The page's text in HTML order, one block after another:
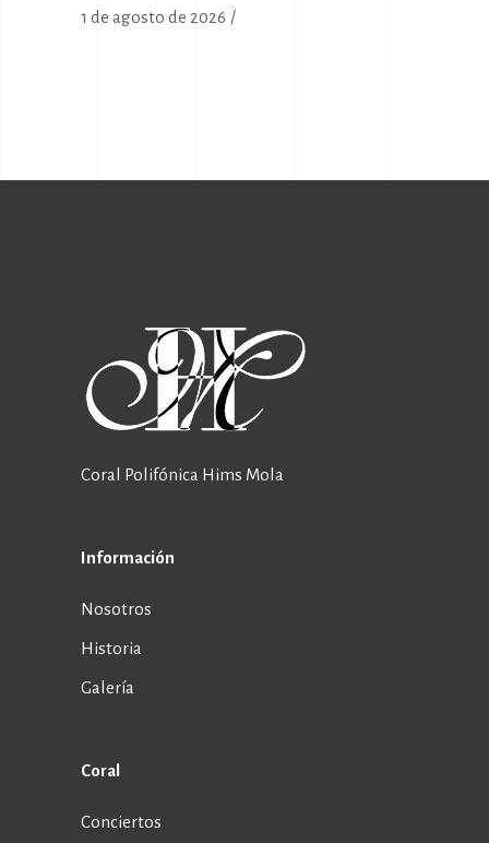
1 de agosto de 2026
Coral Polifónica Hims Mola
Información
Nosotros
Historia
Galería
Coral
Conciertos